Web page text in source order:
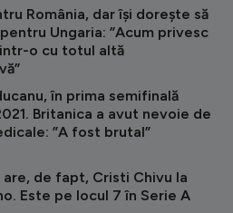
România, dar își dorește să
Ungaria: ”Acum privesc
o cu totul altă
în prima semifinală
Britanica a avut nevoie de
”A fost brutal”
are, de fapt, Cristi Chivu la
Este pe locul 7 în Serie A